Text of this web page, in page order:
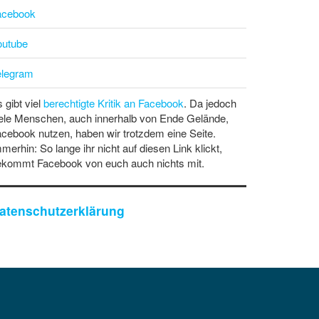
gibt vielberechtigte Kritik an Facebook. Da jedoch
Menschen, auch innerhalb von Ende Gelände,
nutzen, haben wir trotzdem eine Seite.
So lange ihr nicht auf diesen Link klickt,
Facebook von euch auch nichts mit.